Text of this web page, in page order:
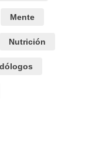
Mente
Nutrición